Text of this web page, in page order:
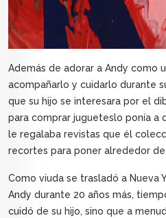
Además de adorar a Andy como
acompañarlo y cuidarlo durante
que su hijo se interesara por el
para comprar jugueteslo ponía a
le regalaba revistas que él
recortes para poner alrededor de
Como viuda se trasladó a Nueva
Andy durante 20 años más,
cuidó de su hijo, sino que a